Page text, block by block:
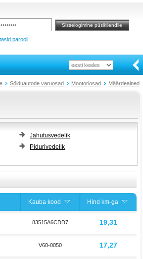
parooli
Sõiduautode varuosad Mootoriosad Määrdeained
Jahutusvedelik
Pidurivedelik
Kauba kood Hind km-ga
83515A6CDD7 19,31
V60-0050 17,27